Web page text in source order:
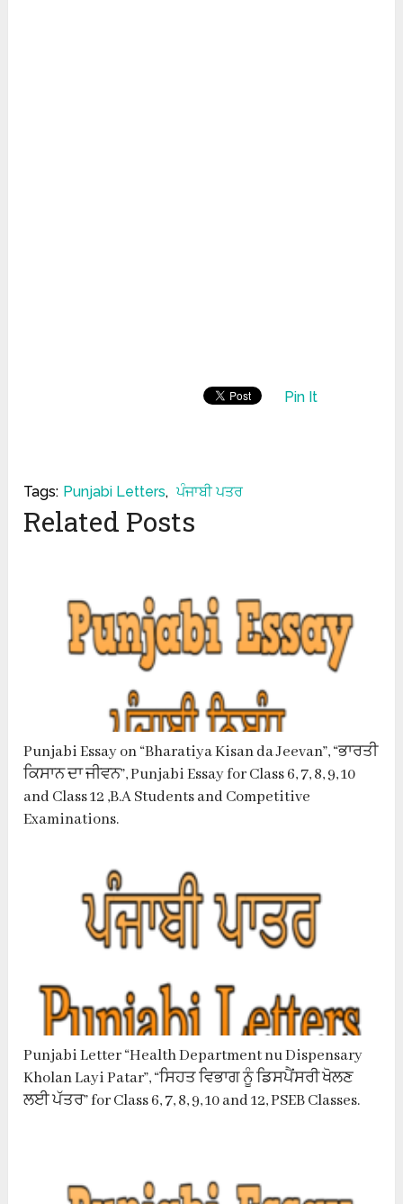
Pin It
Tags: Punjabi Letters, ਪੰਜਾਬੀ ਪਤਰ
Related Posts
Punjabi Essay on “Bharatiya Kisan da Jeevan”, “ਭਾਰਤੀ
ਕਿਸਾਨ ਦਾ ਜੀਵਨ”, Punjabi Essay for Class 6, 7, 8, 9, 10
and Class 12 ,B.A Students and Competitive
Examinations.
Punjabi Letter “Health Department nu Dispensary
Kholan Layi Patar”, “ਸਿਹਤ ਵਿਭਾਗ ਨੂੰ ਡਿਸਪੈਂਸਰੀ ਖੋਲਣ
ਲਈ ਪੱਤਰ” for Class 6, 7, 8, 9, 10 and 12, PSEB Classes.